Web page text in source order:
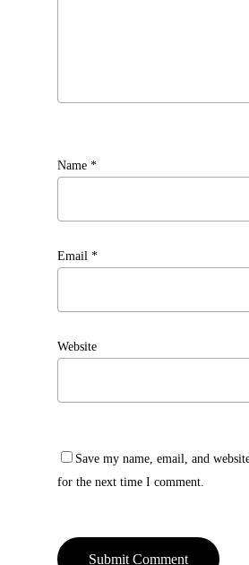
Name *
Email *
Website
Save my name, email, and
for the next time I comment.